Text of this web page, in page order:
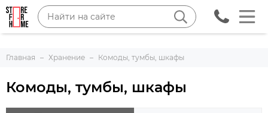
Главная Хранение Комоды, тумбы, шкафы
Комоды, тумбы, шкафы